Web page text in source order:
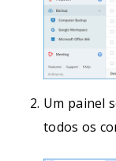
Um painel
todos os